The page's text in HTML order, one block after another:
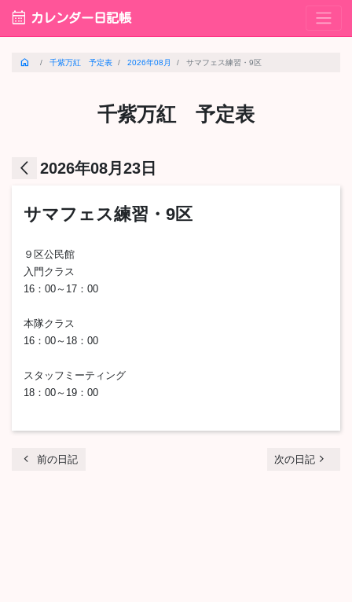
calendar_month カレンダー日記帳
home 千紫万紅 予定表 2026年08月 サマフェス練習・9区
千紫万紅 予定表
arrow_back_ios 2026年08月23日
サマフェス練習・9区
９区公民館
入門クラス
16：00～17：00
本隊クラス
16：00～18：00
スタッフミーティング
18：00～19：00
chevron_left 前の日記 次の日記 navigate_next